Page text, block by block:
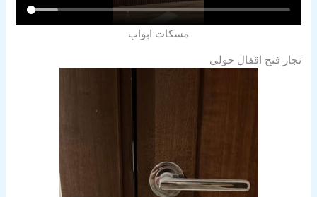
مسكات ابواب
نجار فتح اقفال حولي